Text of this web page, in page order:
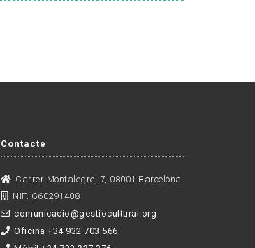
Contacte
Carrer Montalegre, 7, 08001 Barcelona
NIF. G60291408
comunicacio@gestiocultural.org
Oficina +34 932 703 566